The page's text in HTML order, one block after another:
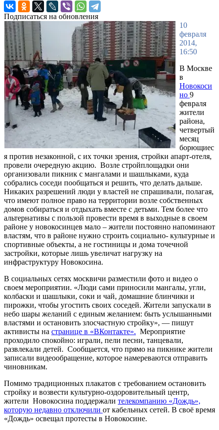
Подписаться на обновления
10
февраля
2014,
16:50
В Москве
в
Новокоси
но 9
февраля
жители
района,
четвертый
месяц
борющиес
я против незаконной, с их точки зрения, стройки апарт-отеля,
провели очередную акцию. Возле стройплощадки они
организовали пикник с мангалами и шашлыками, куда
собрались соседи пообщаться и решить, что делать дальше.
Никаких разрешений люди у властей не спрашивали, полагая,
что имеют полное право на территории возле собственных
домов собираться и отдыхать вместе с детьми. Тем более что
альтернативы с пользой провести время в выходные в своем
районе у новокосинцев мало – жители постоянно напоминают
властям, что в районе нужно строить социально- культурные и
спортивные объекты, а не гостиницы и дома точечной
застройки, которые лишь увеличат нагрузку на
инфраструктуру Новокосина.
В социальных сетях москвичи разместили фото и видео о
своем мероприятии. «Люди сами приносили мангалы, угли,
колбаски и шашлыки, соки и чай, домашние блинчики и
пирожки, чтобы угостить своих соседей. Жители запускали в
небо шары желаний с единым желанием: быть услышанными
властями и остановить злосчастную стройку», — пишут
активисты на странице в «ВКонтакте». Мероприятие
проходило спокойно: играли, пели песни, танцевали,
развлекали детей. Сообщается, что прямо на пикнике жители
записали видеообращение, которое намереваются отправить
чиновникам.
Помимо традиционных плакатов с требованием остановить
стройку и возвести культурно-оздоровительный центр,
жители Новокосина поддержали телекомпанию «Дождь»,
которую недавно отключили от кабельных сетей. В своё время
«Дождь» освещал протесты в Новокосине.